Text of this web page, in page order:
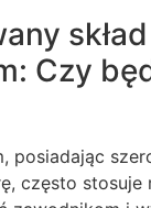
Czy
posiadając
często stosuje